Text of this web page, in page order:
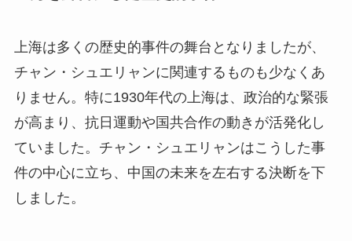
上海は多くの歴史的事件の舞台となりましたが、
チャン・シュエリャンに関連するものも少なくあ
りません。特に1930年代の上海は、政治的な緊張
が高まり、抗日運動や国共合作の動きが活発化し
ていました。チャン・シュエリャンはこうした事
件の中心に立ち、中国の未来を左右する決断を下
しました。